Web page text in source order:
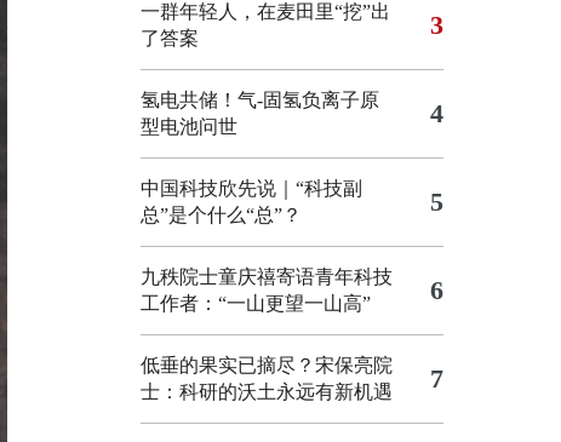
一群年轻人，在麦田里“挖”出
了答案
3
氢电共储！气-固氢负离子原
型电池问世
4
中国科技欣先说｜“科技副
总”是个什么“总”？
5
九秩院士童庆禧寄语青年科技
工作者：“一山更望一山高”
6
低垂的果实已摘尽？宋保亮院
士：科研的沃土永远有新机遇
7